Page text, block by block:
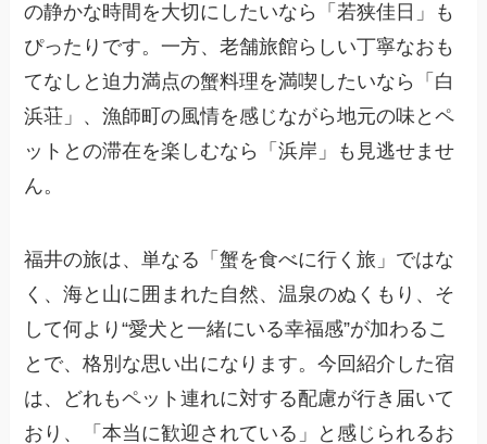
の静かな時間を大切にしたいなら「若狭佳日」も
ぴったりです。一方、老舗旅館らしい丁寧なおも
てなしと迫力満点の蟹料理を満喫したいなら「白
浜荘」、漁師町の風情を感じながら地元の味とペ
ットとの滞在を楽しむなら「浜岸」も見逃せませ
ん。
福井の旅は、単なる「蟹を食べに行く旅」ではな
く、海と山に囲まれた自然、温泉のぬくもり、そ
して何より“愛犬と一緒にいる幸福感”が加わるこ
とで、格別な思い出になります。今回紹介した宿
は、どれもペット連れに対する配慮が行き届いて
おり、「本当に歓迎されている」と感じられるお